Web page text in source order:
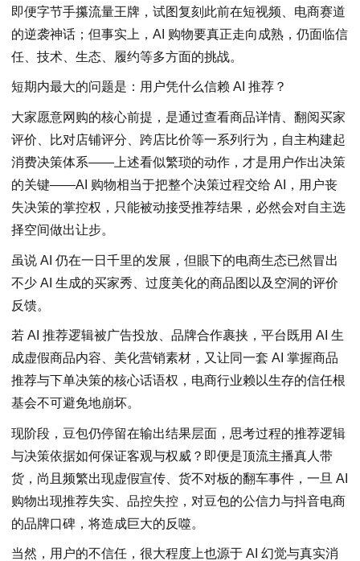
即便字节手攥流量王牌，试图复刻此前在短视频、电商赛道
的逆袭神话；但事实上，AI 购物要真正走向成熟，仍面临信
任、技术、生态、履约等多方面的挑战。
短期内最大的问题是：用户凭什么信赖 AI 推荐？
大家愿意网购的核心前提，是通过查看商品详情、翻阅买家
评价、比对店铺评分、跨店比价等一系列行为，自主构建起
消费决策体系——上述看似繁琐的动作，才是用户作出决策
的关键——AI 购物相当于把整个决策过程交给 AI，用户丧
失决策的掌控权，只能被动接受推荐结果，必然会对自主选
择空间做出让步。
虽说 AI 仍在一日千里的发展，但眼下的电商生态已然冒出
不少 AI 生成的买家秀、过度美化的商品图以及空洞的评价
反馈。
若 AI 推荐逻辑被广告投放、品牌合作裹挟，平台既用 AI 生
成虚假商品内容、美化营销素材，又让同一套 AI 掌握商品
推荐与下单决策的核心话语权，电商行业赖以生存的信任根
基会不可避免地崩坏。
现阶段，豆包仍停留在输出结果层面，思考过程的推荐逻辑
与决策依据如何保证客观与权威？即便是顶流主播真人带
货，尚且频繁出现虚假宣传、货不对板的翻车事件，一旦 AI
购物出现推荐失实、品控失控，对豆包的公信力与抖音电商
的品牌口碑，将造成巨大的反噬。
当然，用户的不信任，很大程度上也源于 AI 幻觉与真实消